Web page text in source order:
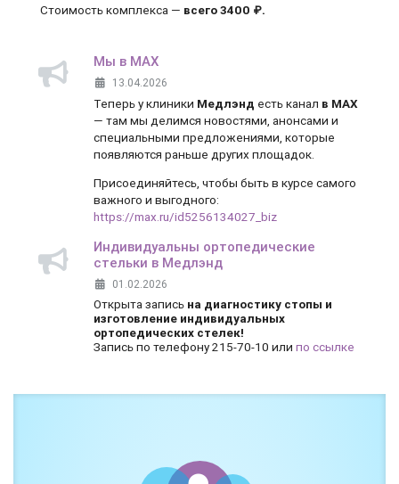
Стоимость комплекса — всего 3400 ₽.
Мы в MAX
13.04.2026
Теперь у клиники Медлэнд есть канал в MAX
— там мы делимся новостями, анонсами и
специальными предложениями, которые
появляются раньше других площадок.
Присоединяйтесь, чтобы быть в курсе самого
важного и выгодного:
https://max.ru/id5256134027_biz
Индивидуальны ортопедические
стельки в Медлэнд
01.02.2026
Открыта запись на диагностику стопы и
изготовление индивидуальных
ортопедических стелек!
Запись по телефону 215-70-10 или по ссылке